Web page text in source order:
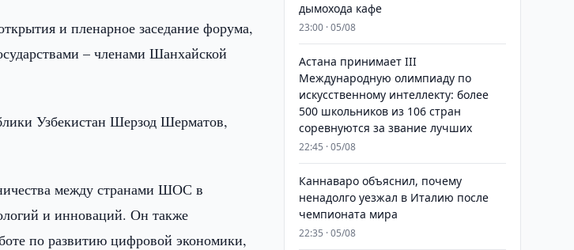
и пленарное заседание форума,
– членами Шанхайской
Узбекистан Шерзод Шерматов,
между странами ШОС в
и инноваций. Он также
по развитию цифровой экономики,
дымохода кафе
23:00 · 05/08
Астана принимает III
Международную олимпиаду по
искусственному интеллекту: более
500 школьников из 106 стран
соревнуются за звание лучших
22:45 · 05/08
Каннаваро объяснил, почему
ненадолго уезжал в Италию после
чемпионата мира
22:35 · 05/08